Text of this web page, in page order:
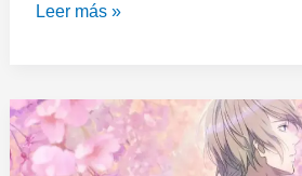
Leer más »
Viernes
de
Reco: